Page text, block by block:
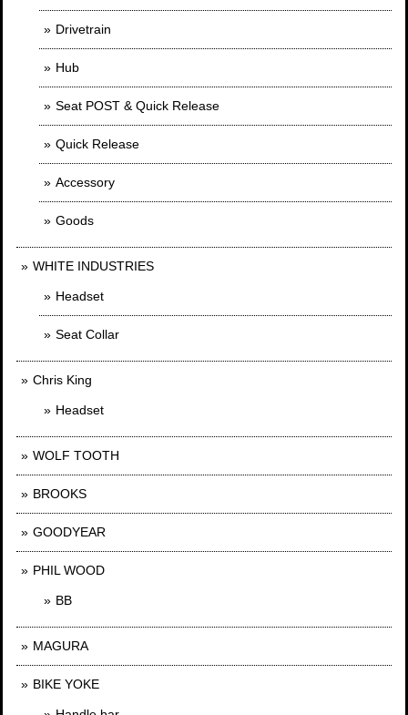
Drivetrain
Hub
Seat POST & Quick Release
Quick Release
Accessory
Goods
WHITE INDUSTRIES
Headset
Seat Collar
Chris King
Headset
WOLF TOOTH
BROOKS
GOODYEAR
PHIL WOOD
BB
MAGURA
BIKE YOKE